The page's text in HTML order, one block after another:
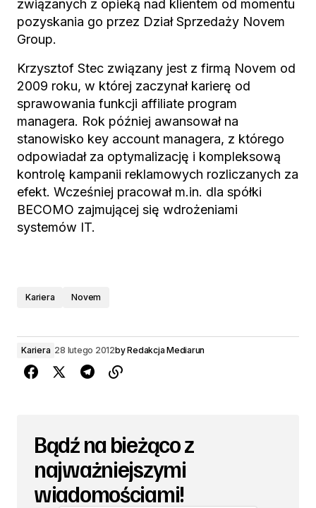
związanych z opieką nad klientem od momentu
pozyskania go przez Dział Sprzedaży Novem
Group.
Krzysztof Stec związany jest z firmą Novem od
2009 roku, w której zaczynał karierę od
sprawowania funkcji affiliate program
managera. Rok później awansował na
stanowisko key account managera, z którego
odpowiadał za optymalizację i kompleksową
kontrolę kampanii reklamowych rozliczanych za
efekt. Wcześniej pracował m.in. dla spółki
BECOMO zajmującej się wdrożeniami
systemów IT.
Kariera Novem
Kariera 28 lutego 2012byRedakcja Mediarun
Bądź na bieżąco z
najważniejszymi
wiadomościami!